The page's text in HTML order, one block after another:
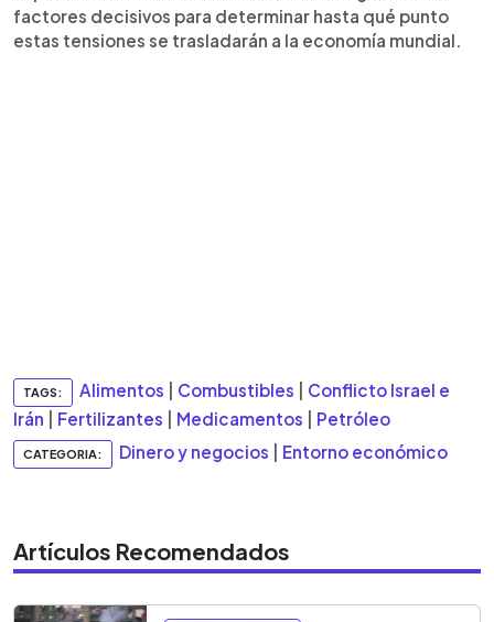
factores decisivos para determinar hasta qué punto
estas tensiones se trasladarán a la economía mundial.
TAGS: Alimentos Combustibles
Conflicto Israel e
Irán
Fertilizantes Medicamentos Petróleo
CATEGORIA: Dinero y negocios Entorno económico
Artículos Recomendados